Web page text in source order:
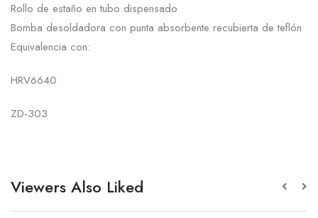
Rollo de estaño en tubo dispensado
Bomba desoldadora con punta absorbente recubierta de teflón
Equivalencia con:
HRV6640
ZD-303
Viewers Also Liked